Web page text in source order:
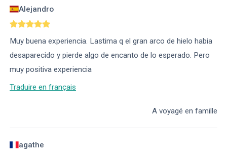
Alejandro
Muy buena experiencia. Lastima q el gran arco de hielo habia
desaparecido y pierde algo de encanto de lo esperado. Pero
muy positiva experiencia
Traduire en français
A voyagé en famille
agathe